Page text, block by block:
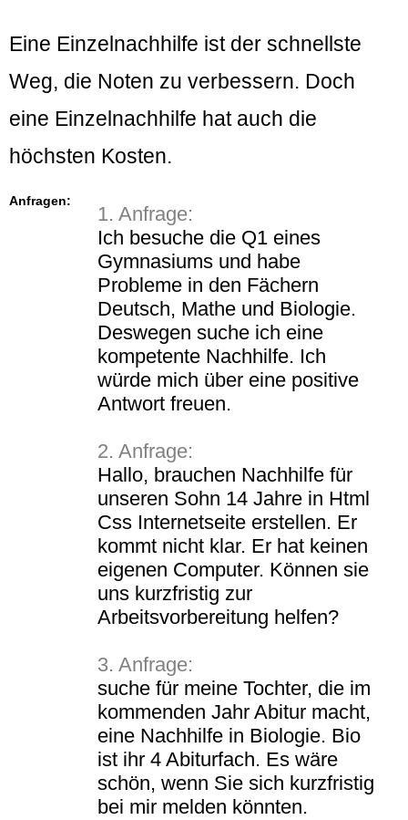
Eine Einzelnachhilfe ist der schnellste
Weg, die Noten zu verbessern. Doch
eine Einzelnachhilfe hat auch die
höchsten Kosten.
Anfragen:
1. Anfrage:
Ich besuche die Q1 eines
Gymnasiums und habe
Probleme in den Fächern
Deutsch, Mathe und Biologie.
Deswegen suche ich eine
kompetente Nachhilfe. Ich
würde mich über eine positive
Antwort freuen.
2. Anfrage:
Hallo, brauchen Nachhilfe für
unseren Sohn 14 Jahre in Html
Css Internetseite erstellen. Er
kommt nicht klar. Er hat keinen
eigenen Computer. Können sie
uns kurzfristig zur
Arbeitsvorbereitung helfen?
3. Anfrage:
suche für meine Tochter, die im
kommenden Jahr Abitur macht,
eine Nachhilfe in Biologie. Bio
ist ihr 4 Abiturfach. Es wäre
schön, wenn Sie sich kurzfristig
bei mir melden könnten.